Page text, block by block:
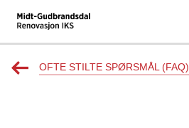
MGR
Du
OFTE STILTE SPØRSMÅL (FAQ)